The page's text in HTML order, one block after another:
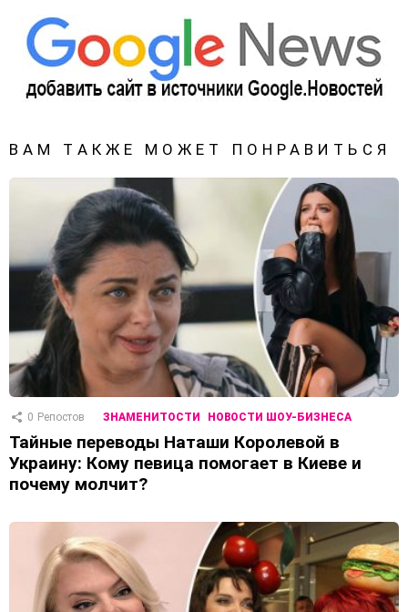
ВАМ ТАКЖЕ МОЖЕТ ПОНРАВИТЬСЯ
0 Репостов ЗНАМЕНИТОСТИ НОВОСТИ ШОУ-БИЗНЕСА
Тайные переводы Наташи Королевой в
Украину: Кому певица помогает в Киеве и
почему молчит?